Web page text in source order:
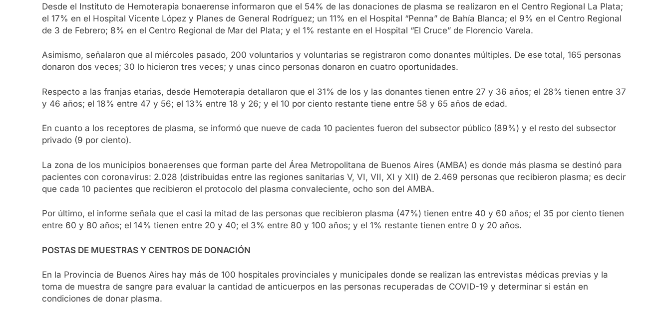
Desde el Instituto de Hemoterapia bonaerense informaron que el 54% de las donaciones de plasma se realizaron en el Centro Regional La Plata;
el 17% en el Hospital Vicente López y Planes de General Rodríguez; un 11% en el Hospital “Penna” de Bahía Blanca; el 9% en el Centro Regional
de 3 de Febrero; 8% en el Centro Regional de Mar del Plata; y el 1% restante en el Hospital “El Cruce” de Florencio Varela.
Asimismo, señalaron que al miércoles pasado, 200 voluntarios y voluntarias se registraron como donantes múltiples. De ese total, 165 personas
donaron dos veces; 30 lo hicieron tres veces; y unas cinco personas donaron en cuatro oportunidades.
Respecto a las franjas etarias, desde Hemoterapia detallaron que el 31% de los y las donantes tienen entre 27 y 36 años; el 28% tienen entre 37
y 46 años; el 18% entre 47 y 56; el 13% entre 18 y 26; y el 10 por ciento restante tiene entre 58 y 65 años de edad.
En cuanto a los receptores de plasma, se informó que nueve de cada 10 pacientes fueron del subsector público (89%) y el resto del subsector
privado (9 por ciento).
La zona de los municipios bonaerenses que forman parte del Área Metropolitana de Buenos Aires (AMBA) es donde más plasma se destinó para
pacientes con coronavirus: 2.028 (distribuidas entre las regiones sanitarias V, VI, VII, XI y XII) de 2.469 personas que recibieron plasma; es decir
que cada 10 pacientes que recibieron el protocolo del plasma convaleciente, ocho son del AMBA.
Por último, el informe señala que el casi la mitad de las personas que recibieron plasma (47%) tienen entre 40 y 60 años; el 35 por ciento tienen
entre 60 y 80 años; el 14% tienen entre 20 y 40; el 3% entre 80 y 100 años; y el 1% restante tienen entre 0 y 20 años.
POSTAS DE MUESTRAS Y CENTROS DE DONACIÓN
En la Provincia de Buenos Aires hay más de 100 hospitales provinciales y municipales donde se realizan las entrevistas médicas previas y la
toma de muestra de sangre para evaluar la cantidad de anticuerpos en las personas recuperadas de COVID-19 y determinar si están en
condiciones de donar plasma.